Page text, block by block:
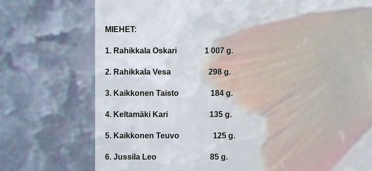
MIEHET:
1. Rahikkala Oskari 1 007 g.
2. Rahikkala Vesa 298 g.
3. Kaikkonen Taisto 184 g.
4. Keltamäki Kari 135 g.
5. Kaikkonen Teuvo 125 g.
6. Jussila Leo 85 g.